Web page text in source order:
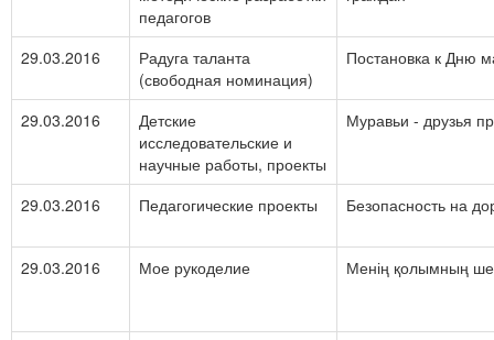
педагогов
29.03.2016
Радуга таланта
(свободная номинация)
Постановка к Дню
29.03.2016
Детские
исследовательские и
научные работы, проекты
Муравьи - друзья
29.03.2016 Педагогические проекты Безопасность на
29.03.2016 Мое рукоделие Менің қолымның